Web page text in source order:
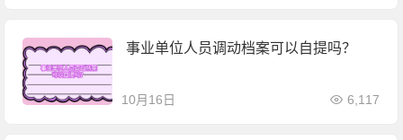
事业单位人员调动档案可以自提吗？
10月16日 6,117